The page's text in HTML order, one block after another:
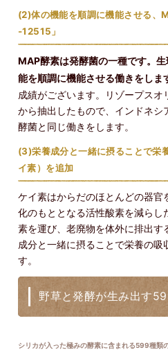
(2)体の機能を順調に機能させる、
-12515」
MAP酵素は発酵菌の一種です。
能を順調に機能させる働きをしま
成績がございます。リゾープスオ
から抽出したもので、インドネシ
酵菌と同じ働きをします。
(3)栄養成分と一緒に摂ることで栄
イ素）を追加
ケイ素はからだのほとんどの器官
化のもととなる活性酸素を減らし
素を運び、老廃物を体外に排出す
成分と一緒に摂ることで栄養の吸
す。
野草と発酵が生み出す
シリカが入った極みの酵素に含まれる599種類